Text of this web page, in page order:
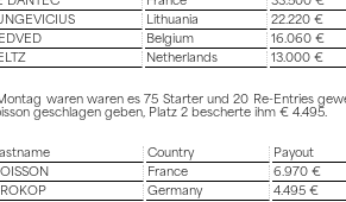
Lithuania
22.220 €
Belgium
16.060 €
Netherlands 13.000 €
waren waren es 75 Starter und 20 Re-Entries
geschlagen geben, Platz 2 bescherte ihm € 4.495.
Country
Payout
France
6.970 €
Germany
4.495 €